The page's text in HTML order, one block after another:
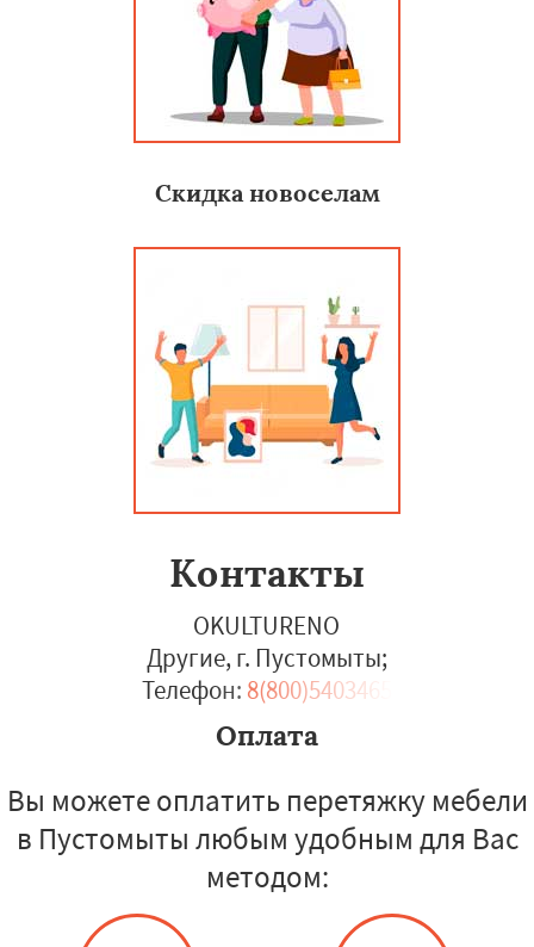
Скидка новоселам
Контакты
OKULTURENO
Другие, г. Пустомыты;
Телефон: 8(800)5403465
Оплата
Вы можете оплатить перетяжку мебели
в Пустомыты любым удобным для Вас
методом: